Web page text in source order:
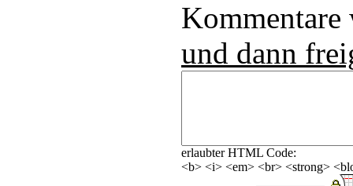
und dann
erlaubter HTML Code:
<b> <i> <em> <br> <strong>